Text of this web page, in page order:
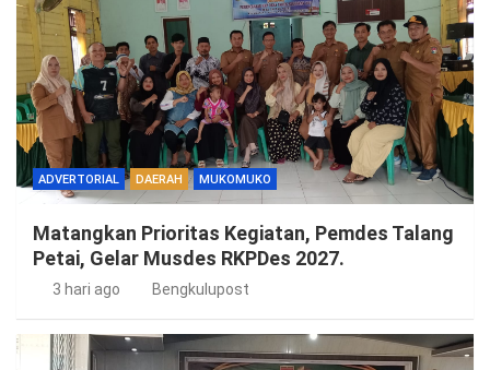
ADVERTORIAL DAERAH MUKOMUKO
Matangkan Prioritas Kegiatan, Pemdes Talang
Petai, Gelar Musdes RKPDes 2027.
3 hari ago Bengkulupost